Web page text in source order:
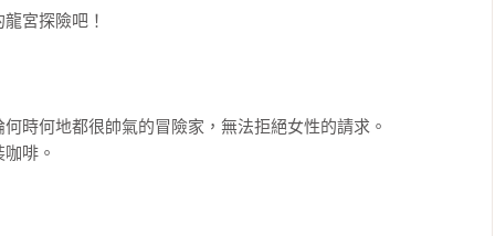
宮探險吧！
時何地都很帥氣的冒險家，無法拒絕女性的請求。
啡。